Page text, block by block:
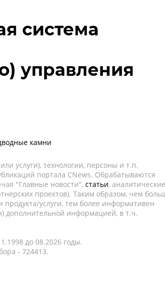
система
управления
камни
услуги), технологии, персоны и т.п.
портала CNews. Обрабатываются
"Главные новости", статьи, аналитические
проектов). Таким образом, чем
услуги, тем более информативен
дополнительной информацией, в т.ч.
до 08.2026 годы.
- 724413.